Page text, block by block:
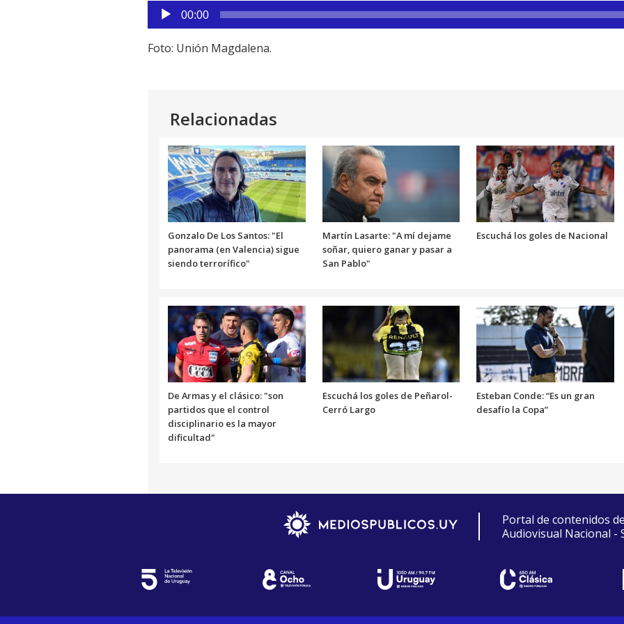
Reproductor
de
audio
00:00
Foto: Unión Magdalena.
Relacionadas
Gonzalo De Los Santos: "El
panorama (en Valencia) sigue
siendo terrorífico"
Martín Lasarte: "A mí dejame
soñar, quiero ganar y pasar a
San Pablo"
Escuchá los goles de Nacional
De Armas y el clásico: "son
partidos que el control
disciplinario es la mayor
dificultad"
Escuchá los goles de Peñarol-
Cerró Largo
Esteban Conde: “Es un gran
desafío la Copa”
Portal de contenidos
Audiovisual Nacional -